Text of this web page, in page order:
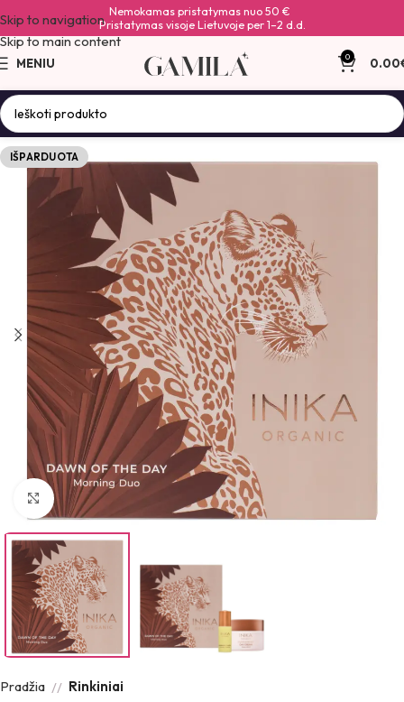
Skip to navigation
Skip to main content
Nemokamas pristatymas nuo 50 €
Pristatymas visoje Lietuvoje per 1–2 d.d.
MENIU 0 0.00
IŠPARDUOTA
Padidinti nuotrauką
Pradžia Rinkiniai